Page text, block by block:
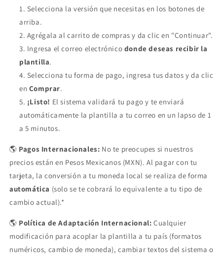
Selecciona la versión que necesitas en los botones de
arriba.
Agrégala al carrito de compras y da clic en "Continuar".
Ingresa el correo electrónico donde deseas recibir la
plantilla.
Selecciona tu forma de pago, ingresa tus datos y da clic
en Comprar.
¡Listo! El sistema validará tu pago y te enviará
automáticamente la plantilla a tu correo en un lapso de 1
a 5 minutos.
🌎 Pagos Internacionales: No te preocupes si nuestros
precios están en Pesos Mexicanos (MXN). Al pagar con tu
tarjeta, la conversión a tu moneda local se realiza de forma
automática (solo se te cobrará lo equivalente a tu tipo de
cambio actual).*
🌎 Política de Adaptación Internacional: Cualquier
modificación para acoplar la plantilla a tu país (formatos
numéricos, cambio de moneda), cambiar textos del sistema o